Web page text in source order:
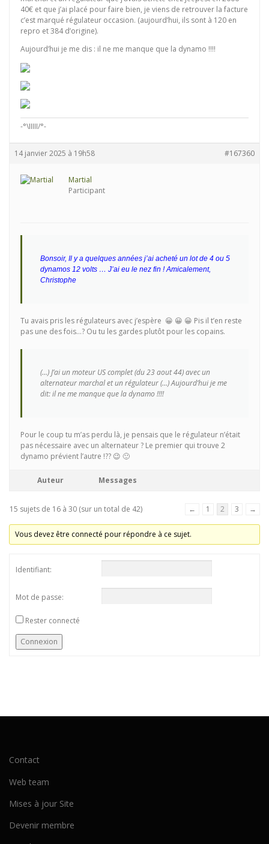
40€ et que j’ai placé pour faire bien, je viens de retrouver la facture
c’est marqué régulateur occasion. (aujourd’hui, ils sont à 120 en
repro et 384 d’origine).
Aujourd’hui je me dis : il ne me manque que la dynamo !!!!
-°\IIIII/°-
14 janvier 2025 à 19h58 #167360
Martial
Participant
Bonsoir, Il y a quelques années j’ai acheté un lot de 4 ou 5
dynamos 12 volts … J’ai eu le nez fin ! Amicalement,
Christophe
Tu avais pris les régulateurs avec j’espère 😀 😀 😀 Pis il t’en reste
pas une des fois…? Ou tu les gardes plutôt pour les copains.
(…) J’ai un moteur US complet (du 23 aout 44) avec un
alternateur marchal et un régulateur (…) Aujourd’hui je me
dit: il ne me manque que la dynamo !!!!
Pour le coup tu m’as perdu là, je pensais que le régulateur n’était
pas nécessaire avec un alternateur ? Le premier qui trouve 2
dynamo prévient l’autre !?? 😉 🙂
Auteur Messages
15 sujets de 16 à 30 (sur un total de 42) ← 1 2 3 →
Vous devez être connecté pour répondre à ce sujet.
Identifiant:
Mot de passe:
Rester connecté
Connexion
Contact
Web team
Mises à jour Site
Devenir membre